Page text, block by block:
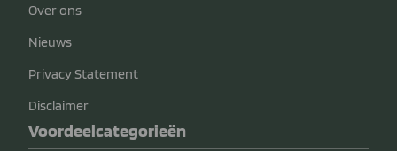
Over ons
Nieuws
Privacy Statement
Disclaimer
Voordeelcategorieën